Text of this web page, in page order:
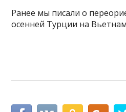
Ранее мы писали о
осенней Турции на